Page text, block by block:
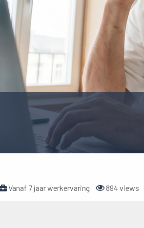
Vanaf 7 jaar werkervaring 894 views